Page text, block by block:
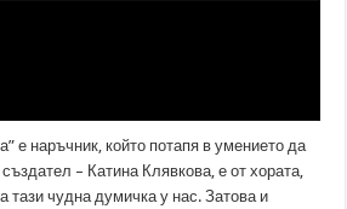
е наръчник, който потапя в умението да
– Катина Клявкова, е от хората,
тази чудна думичка у нас. Затова и